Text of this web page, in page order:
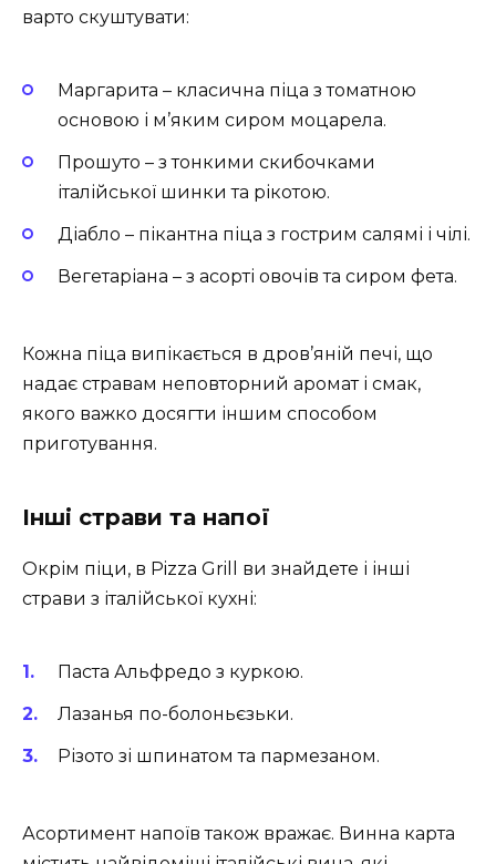
варто скуштувати:
Маргарита – класична піца з томатною
основою і м’яким сиром моцарела.
Прошуто – з тонкими скибочками
італійської шинки та рікотою.
Діабло – пікантна піца з гострим салямі і чілі.
Вегетаріана – з асорті овочів та сиром фета.
Кожна піца випікається в дров’яній печі, що
надає стравам неповторний аромат і смак,
якого важко досягти іншим способом
приготування.
Інші страви та напої
Окрім піци, в Pizza Grill ви знайдете і інші
страви з італійської кухні:
Паста Альфредо з куркою.
Лазанья по-болоньєзьки.
Різото зі шпинатом та пармезаном.
Асортимент напоїв також вражає. Винна карта